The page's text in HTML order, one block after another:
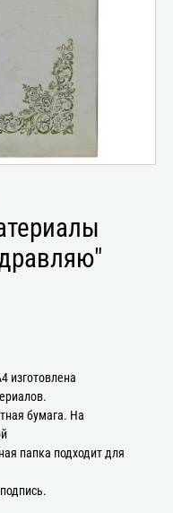
изготовлена
бумага. На
папка подходит для